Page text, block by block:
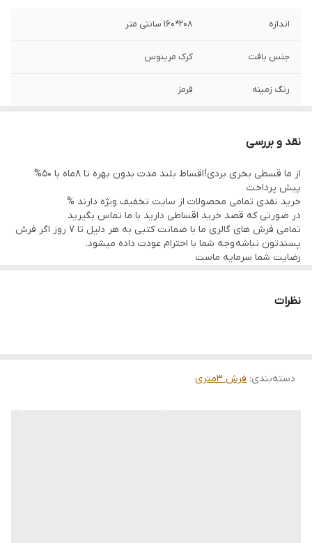
اندازه 208*160 سانتی متر
جنس بافت کرک مرینوس
رنگ زمینه قرمز
نقد و بررسی
از ما قسطی بخری بردی! اقساط بلند مدت بدون بهره تا 8ماه با 50%
پیش پرداخت
خرید نقدی تمامی محصولات از سایت تخفیف ویژه دارند %
در صورتی که قصد خرید اقساطی دارید با ما تماس بگیرید
تمامی فرش های گالری ما با ضمانت کتبی به هر دلیل تا 7 روز اگر فرش
پسندتون نباشه وجه شما با احترام عودت داده میشود.
رضایت شما سرمایه ماست
از فلسطین اشعالی) پذیرفته میشود
نظرات
دسته‌بندی: فرش 3متری